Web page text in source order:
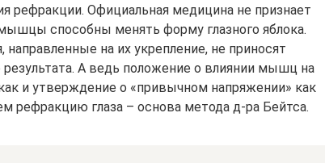
рефракции. Официальная медицина не признает
способны менять форму глазного яблока.
направленные на их укрепление, не приносят
А ведь положение о влиянии мышц на
и утверждение о «привычном напряжении» как
рефракцию глаза – основа метода д-ра Бейтса.